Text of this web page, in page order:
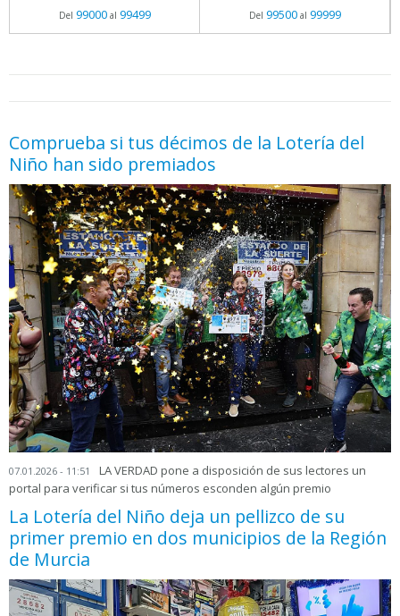
Del 99000al 99499 Del 99500al 99999
Comprueba si tus décimos de la Lotería del
Niño han sido premiados
07.01.2026 - 11:51
LA VERDAD pone a disposición de sus lectores un
portal para verificar si tus números esconden algún premio
La Lotería del Niño deja un pellizco de su
primer premio en dos municipios de la Región
de Murcia